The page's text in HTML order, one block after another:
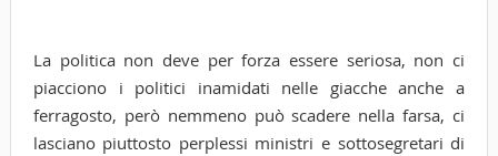
La politica non deve per forza essere seriosa, non ci
piacciono i politici inamidati nelle giacche anche a
ferragosto, però nemmeno può scadere nella farsa, ci
lasciano piuttosto perplessi ministri e sottosegretari di